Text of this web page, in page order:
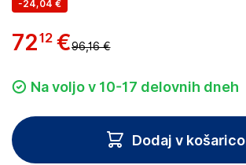
-24,04 €
7212 €96,16 €
Na voljo v 10-17 delovnih dneh
Dodaj v košarico